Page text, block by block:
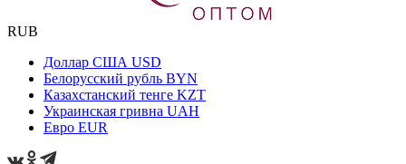
RUB
Доллар США USD
Белорусский рубль BYN
Казахстанский тенге KZT
Украинская гривна UAH
Евро EUR